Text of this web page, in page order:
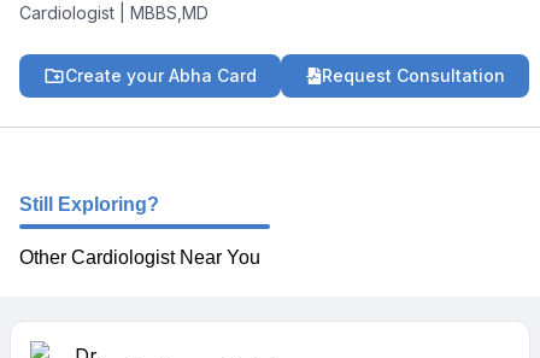
Cardiologist
MBBS,MD
Create your Abha Card Request Consultation
Still Exploring?
Other Cardiologist Near You